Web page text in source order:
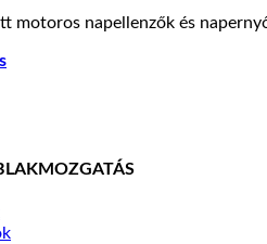
motoros napellenzők és